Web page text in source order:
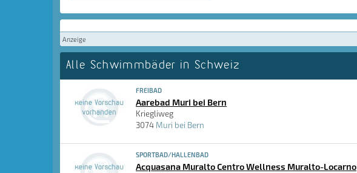
Anzeige
Alle Schwimmbäder in Schweiz
FREIBAD
Aarebad Muri bei Bern
Kriegliweg
3074 Muri bei Bern
SPORTBAD/HALLENBAD
Acquasana Muralto Centro Wellness Muralto-Locarno